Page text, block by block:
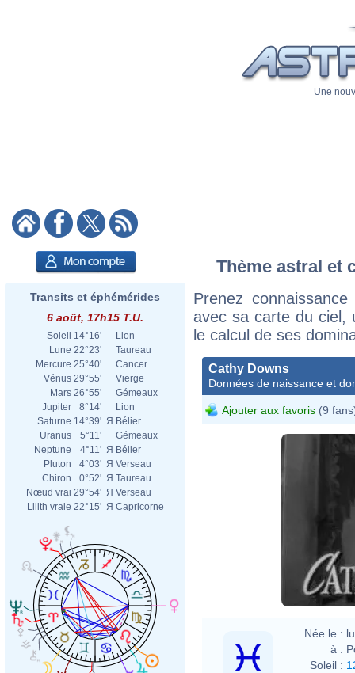
Une
Transits et éphémérides
6 août, 17h15 T.U.
Soleil 14°16'
Lion
Lune 22°23'
Taureau
Mercure 25°40'
Cancer
Vénus 29°55'
Vierge
Mars 26°55'
Gémeaux
Jupiter
8°14'
Lion
Saturne 14°39' Я Bélier
Uranus
5°11'
Gémeaux
Neptune
4°11' Я Bélier
Pluton
4°03' Я Verseau
Chiron
0°52' Я Taureau
Nœud vrai 29°54' Я Verseau
Lilith vraie 22°15' Я Capricorne
Thème astral et
Prenez
avec sa carte du ciel,
le calcul de ses
Cathy Downs
Données de naissance et
Ajouter aux favoris (9
Née le :
à :
Soleil :